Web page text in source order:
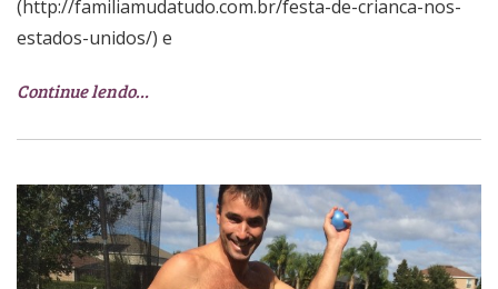
(http://familiamudatudo.com.br/festa-de-crianca-nos-
estados-unidos/) e
Continue lendo…